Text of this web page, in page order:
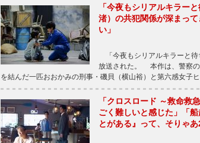
「今夜もシリアルキラー
渚）の共犯関係が深まっ
い」
「今夜もシリアルキラーと待
放送された。 本作は、警察の
を結んだ一匹おおかみの刑事・磯貝（横山裕）と第六感女子
「クロスロード ～救命救
ごく難しいと感じた」「
とがある』って、そりゃ